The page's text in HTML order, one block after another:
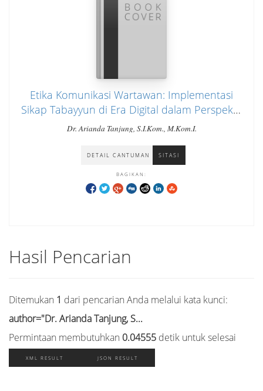
Etika Komunikasi Wartawan: Implementasi
Sikap Tabayyun di Era Digital dalam Perspektif
Komunikasi Islam
Dr. Arianda Tanjung, S.I.Kom., M.Kom.I.
DETAIL CANTUMAN SITASI
BAGIKAN:
Hasil Pencarian
Ditemukan 1 dari pencarian Anda melalui kata kunci:
author="Dr. Arianda Tanjung, S...
Permintaan membutuhkan 0.04555 detik untuk selesai
XML RESULT JSON RESULT